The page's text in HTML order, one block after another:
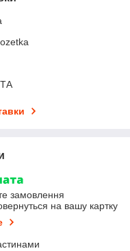
замовлення
на вашу картку